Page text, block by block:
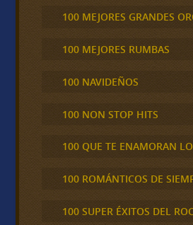
100 MEJORES GRANDES
100 MEJORES RUMBAS
100 NAVIDEÑOS
100 NON STOP HITS
100 QUE TE ENAMORAN
100 ROMÁNTICOS DE
100 SUPER ÉXITOS DEL